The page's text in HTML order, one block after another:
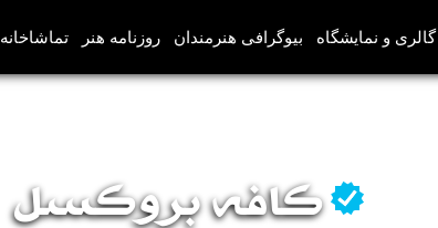
گالری و نمایشگاه بیوگرافی هنرمندان روزنامه هنر تماشاخانه
کافه بروکسل